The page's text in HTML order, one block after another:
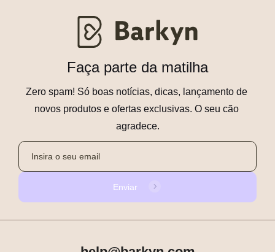
Faça parte da matilha
Zero spam! Só boas notícias, dicas, lançamento de
novos produtos e ofertas exclusivas. O seu cão
agradece.
Enviar